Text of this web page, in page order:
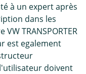
à un expert après
dans les
TRANSPORTER
est egalement
doivent